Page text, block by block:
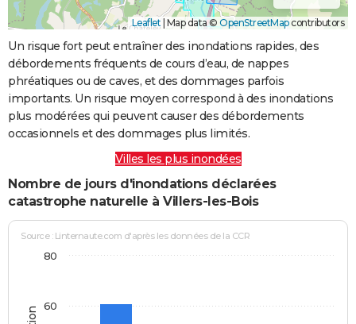
Leaflet | Map data © OpenStreetMapcontributors
Un risque fort peut entraîner des inondations rapides, des
débordements fréquents de cours d’eau, de nappes
phréatiques ou de caves, et des dommages parfois
importants. Un risque moyen correspond à des inondations
plus modérées qui peuvent causer des débordements
occasionnels et des dommages plus limités.
Villes les plus inondées
Nombre de jours d'inondations déclarées
catastrophe naturelle à Villers-les-Bois
Source : Linternaute.com d'après les données de la CCR
60
80